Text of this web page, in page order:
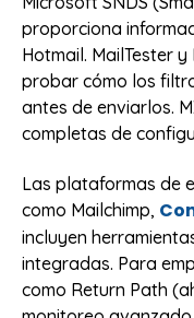
proporciona
Hotmail. MailTester
probar cómo los
antes de enviarlos.
completas de
Las plataformas de
como Mailchimp,
incluyen
integradas. Para
como Return Path